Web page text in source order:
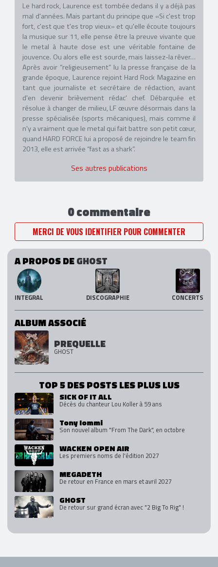
Le hard rock, Laurence est tombée dedans il y a déjà pas
mal d'années. Mais partant du principe que «Si c'est trop
fort, c'est que t'es trop vieux» et qu'elle écoute toujours
la musique sur 11, elle pense être la preuve vivante que
le metal à haute dose est une véritable fontaine de
jouvence. Ou alors elle est sourde, mais laissez-la rêver…
Après avoir “religieusement” lu la presse française de la
grande époque, Laurence rejoint Hard Rock Magazine en
tant que journaliste et secrétaire de rédaction, avant
d'en devenir brièvement rédac' chef. Débarquée et
résolue à changer de milieu, LF œuvre désormais dans la
presse spécialisée (sports mécaniques), mais comme il
n'y a vraiment que le metal qui fait battre son petit cœur,
quand HARD FORCE lui a proposé de rejoindre le team fin
2013, elle est arrivée “fast as a shark”.
Ses autres publications
0 commentaire
MERCI DE VOUS IDENTIFIER POUR COMMENTER
A PROPOS DEGHOST
INTEGRAL DISCOGRAPHIE CONCERTS
ALBUM ASSOCIÉ
PREQUELLE
GHOST
TOP 5 DES POSTS LES PLUS LUS
SICK OF IT ALL
Décès du chanteur Lou Koller à 59 ans
Tony Iommi
Son nouvel album "From The Dark", en octobre
WACKEN OPEN AIR
Les premiers noms de l'édition 2027
MEGADETH
De retour en France en mars et avril 2027
GHOST
De retour sur grand écran avec "2 Big To Rig" !